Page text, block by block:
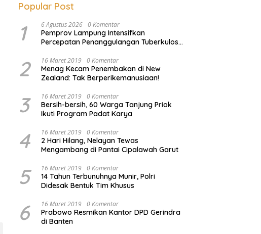
Popular Post
1 6 Agustus 2026 0 Komentar
Pemprov Lampung Intensifkan
Percepatan Penanggulangan Tuberkulosis
2 16 Maret 2019 0 Komentar
Menag Kecam Penembakan di New
Zealand: Tak Berperikemanusiaan!
3 16 Maret 2019 0 Komentar
Bersih-bersih, 60 Warga Tanjung Priok
Ikuti Program Padat Karya
4 16 Maret 2019 0 Komentar
2 Hari Hilang, Nelayan Tewas
Mengambang di Pantai Cipalawah Garut
5 16 Maret 2019 0 Komentar
14 Tahun Terbunuhnya Munir, Polri
Didesak Bentuk Tim Khusus
6 16 Maret 2019 0 Komentar
Prabowo Resmikan Kantor DPD Gerindra
di Banten